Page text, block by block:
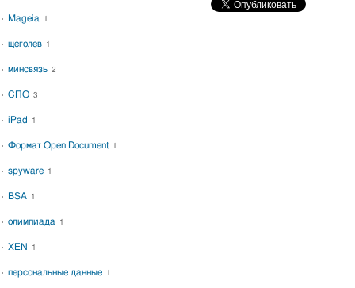
Mageia 1
щеголев 1
минсвязь 2
СПО 3
iPad 1
Формат Open Document 1
spyware 1
BSA 1
олимпиада 1
XEN 1
персональные данные 1